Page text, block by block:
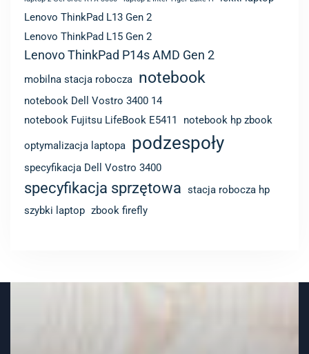
Lenovo ThinkPad L13 Gen 2
Lenovo ThinkPad L15 Gen 2
Lenovo ThinkPad P14s AMD Gen 2
mobilna stacja robocza notebook
notebook Dell Vostro 3400 14
notebook Fujitsu LifeBook E5411
notebook hp zbook
optymalizacja laptopa podzespoły
specyfikacja Dell Vostro 3400
specyfikacja sprzętowa stacja robocza hp
szybki laptop zbook firefly